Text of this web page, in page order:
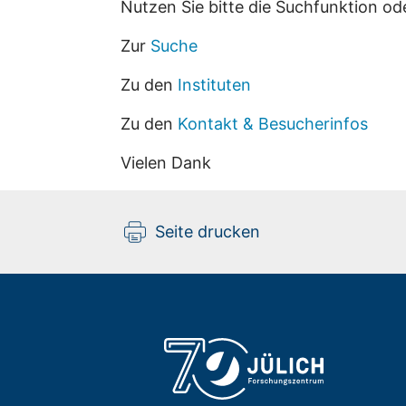
Nutzen Sie bitte die Suchfunktion
Zur Suche
Zu den Instituten
Zu den Kontakt & Besucherinfos
Vielen Dank
Seite drucken